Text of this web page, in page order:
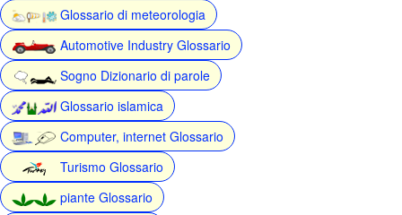
Glossario di meteorologia
Automotive Industry Glossario
Sogno Dizionario di parole
Glossario islamica
Computer, internet Glossario
Turismo Glossario
piante Glossario